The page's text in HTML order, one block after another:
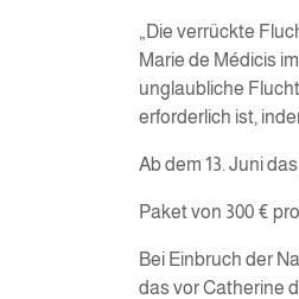
„Die verrückte
Marie de Médicis
unglaubliche
erforderlich ist,
Ab dem 13. Juni
Paket von 300 €
Bei Einbruch der
das vor Catherine